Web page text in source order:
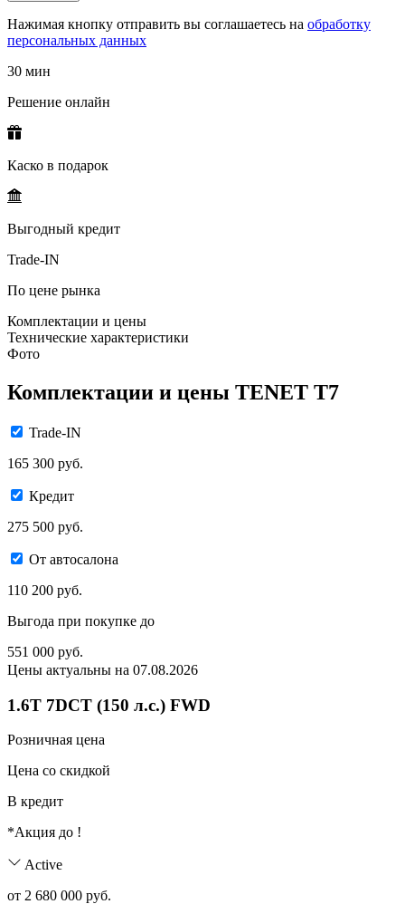
Нажимая кнопку отправить вы соглашаетесь на обработку
персональных данных
30 мин
Решение онлайн
Каско в подарок
Выгодный кредит
Trade-IN
По цене рынка
Комплектации и цены
Технические характеристики
Фото
Комплектации и цены TENET T7
Trade-IN
165 300 руб.
Кредит
275 500 руб.
От автосалона
110 200 руб.
Выгода при покупке до
551 000 руб.
Цены актуальны на 07.08.2026
1.6T 7DCT (150 л.с.) FWD
Розничная цена
Цена со скидкой
В кредит
*Акция до !
Active
от 2 680 000 руб.